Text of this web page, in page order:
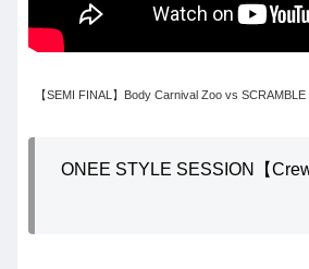
【SEMI FINAL】Body Carnival Zoo vs SCRAMBLE
ONEE STYLE SESSION【